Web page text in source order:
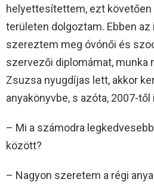
helyettesítettem, ezt
területen dolgoztam. Ebben az
szereztem meg óvónői és
szervezői diplomámat, munka
Zsuzsa nyugdíjas lett, akkor
anyakönyvbe, s azóta, 2007-től
– Mi a számodra
között?
– Nagyon szeretem a régi